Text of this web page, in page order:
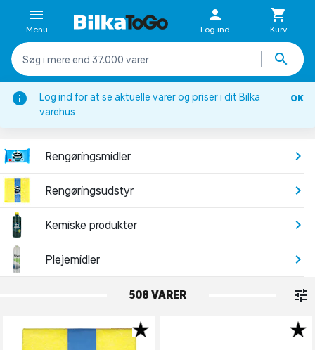
Log ind for at se aktuelle varer og priser i dit Bilka
varehus
OK
Menu Log ind Kurv
Husholdning
RENGØRING
Rengøringsmidler
Rengøringsudstyr
Kemiske produkter
Plejemidler
508 VARER